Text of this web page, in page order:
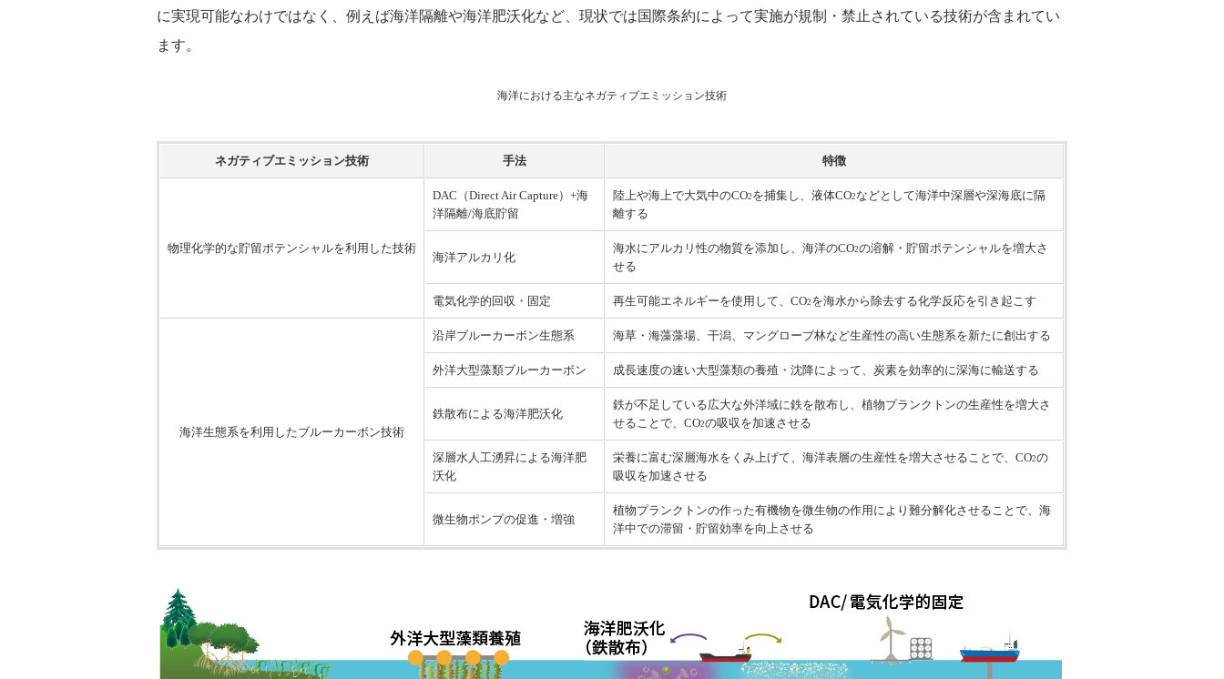
に実現可能なわけではなく、例えば海洋隔離や海洋肥沃化など、現状では国際条約によって実施が規制・禁止されている技術が含まれてい
ます。
海洋における主なネガティブエミッション技術
ネガティブエミッション技術 手法 特徴
物理化学的な貯留ポテンシャルを利用した技術
DAC（Direct Air Capture）+海
洋隔離/海底貯留
陸上や海上で大気中のCO2 を捕集し、液体CO2 などとして海洋中深層や深海底に隔
離する
海洋アルカリ化
海水にアルカリ性の物質を添加し、海洋のCO2の溶解・貯留ポテンシャルを増大さ
せる
電気化学的回収・固定 再生可能エネルギーを使用して、CO2 を海水から除去する化学反応を引き起こす
海洋生態系を利用したブルーカーボン技術
沿岸ブルーカーボン生態系 海草・海藻藻場、干潟、マングローブ林など生産性の高い生態系を新たに創出する
外洋大型藻類ブルーカーボン 成長速度の速い大型藻類の養殖・沈降によって、炭素を効率的に深海に輸送する
鉄散布による海洋肥沃化
鉄が不足している広大な外洋域に鉄を散布し、植物プランクトンの生産性を増大さ
せることで、CO2の吸収を加速させる
深層水人工湧昇による海洋肥
沃化
栄養に富む深層海水をくみ上げて、海洋表層の生産性を増大させることで、CO2の
吸収を加速させる
微生物ポンプの促進・増強
植物プランクトンの作った有機物を微生物の作用により難分解化させることで、海
洋中での滞留・貯留効率を向上させる